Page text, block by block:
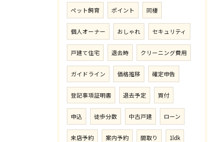
ペット飼育 ポイント 同棲
個人オーナー おしゃれ セキュリティ
戸建て住宅 退去時 クリーニング費用
ガイドライン 価格推移 確定申告
登記事項証明書 退去予定 買付
申込 徒歩分数 中古戸建 ローン
来店予約 案内予約 間取り 1ldk